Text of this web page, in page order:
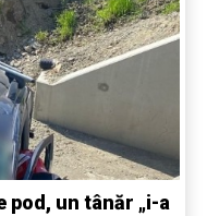
pod, un tânăr „i-a